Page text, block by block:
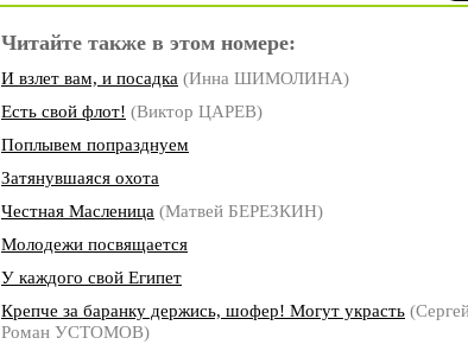
Читайте также в этом номере:
И взлет вам, и посадка (Инна ШИМОЛИНА)
Есть свой флот! (Виктор ЦАРЕВ)
Поплывем попразднуем
Затянувшаяся охота
Честная Масленица (Матвей БЕРЕЗКИН)
Молодежи посвящается
У каждого свой Египет
Крепче за баранку держись, шофер! Могут украсть
Роман УСТОМОВ)